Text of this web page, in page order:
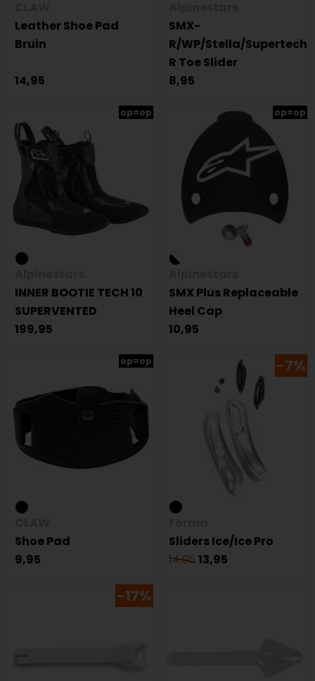
Leather Shoe Pad
Bruin
14,95
SMX-
R/WP/Stella/Supertech
R Toe Slider
8,95
op=op
INNER BOOTIE TECH 10
SUPERVENTED
199,95
op=op
SMX Plus Replaceable
Heel Cap
10,95
op=op
Shoe Pad
9,95
-7%
Sliders Ice/Ice Pro
14,9513,95
-17%